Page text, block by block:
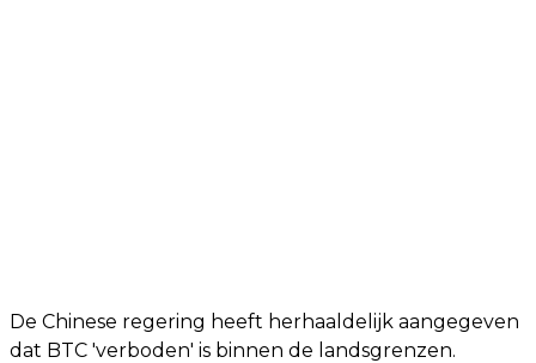
De Chinese regering heeft herhaaldelijk aangegeven
dat BTC 'verboden' is binnen de landsgrenzen.